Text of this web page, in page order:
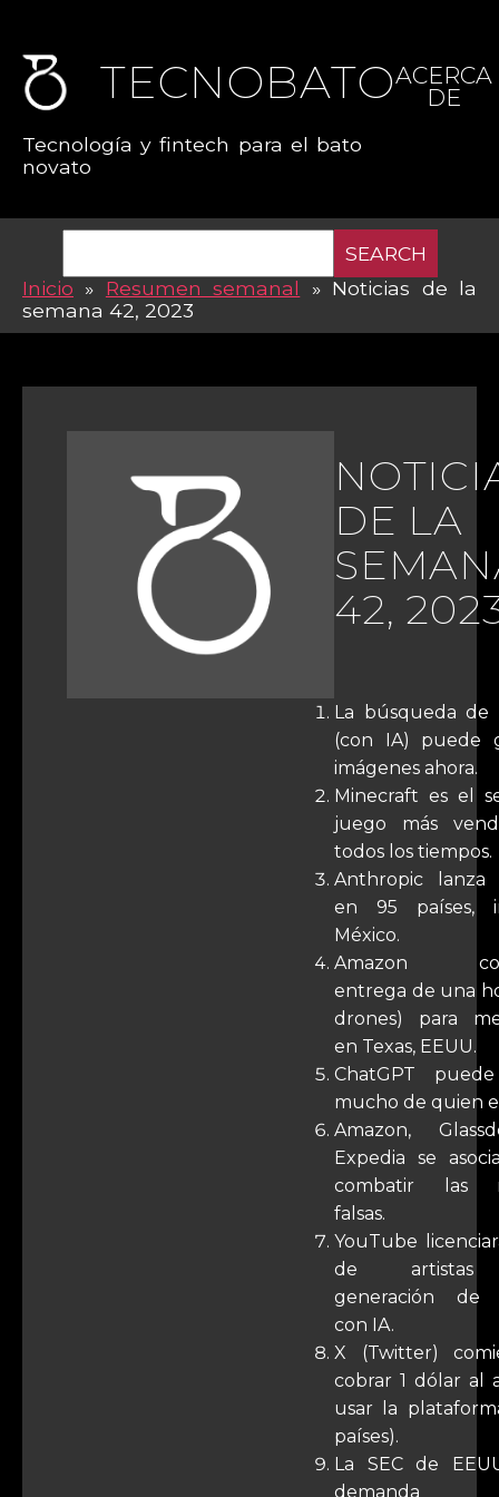
TECNOBATO
Tecnología y fintech para el bato
novato
ACERCA
DE
SEARCH
Inicio » Resumen semanal » Noticias de la
semana 42, 2023
DE LA
42,
La búsqueda de
(con IA) puede
imágenes ahora.
Minecraft es el
juego más
todos los tiempos.
Anthropic lanza
en 95 países,
México.
Amazon
entrega de una
drones) para
en Texas, EEUU.
ChatGPT
mucho de quien
Amazon,
Expedia se
combatir las
falsas.
YouTube
de artistas
generación de
con IA.
X (Twitter)
cobrar 1 dólar al
usar la
países).
La SEC de
demanda